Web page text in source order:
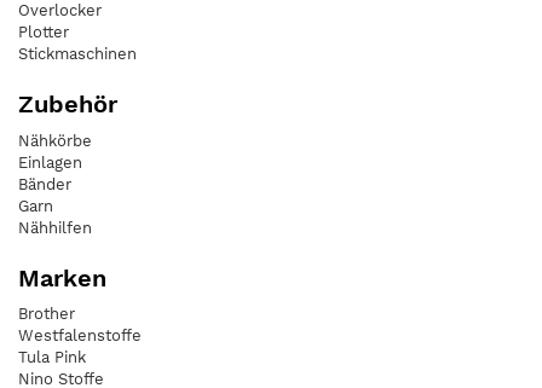
Overlocker
Plotter
Stickmaschinen
Zubehör
Nähkörbe
Einlagen
Bänder
Garn
Nähhilfen
Marken
Brother
Westfalenstoffe
Tula Pink
Nino Stoffe